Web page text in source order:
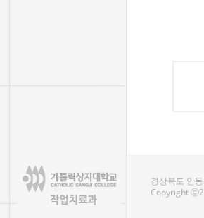
경상북도 안
Copyright